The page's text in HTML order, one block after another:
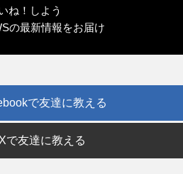
ね！しよう
の最新情報をお届け
で友達に教える
Xで友達に教える